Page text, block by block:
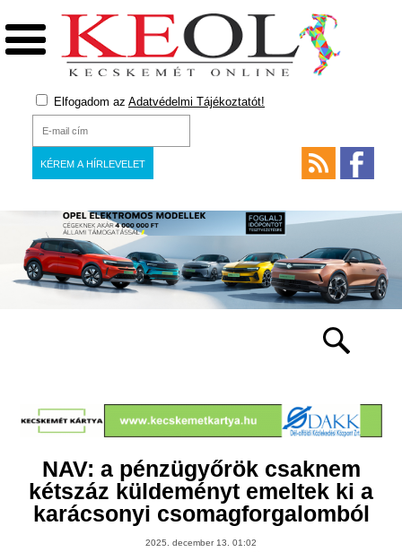
Elfogadom az Adatvédelmi Tájékoztatót!
NAV: a pénzügyőrök csaknem
kétszáz küldeményt emeltek ki a
karácsonyi csomagforgalomból
2025. december 13. 01:02